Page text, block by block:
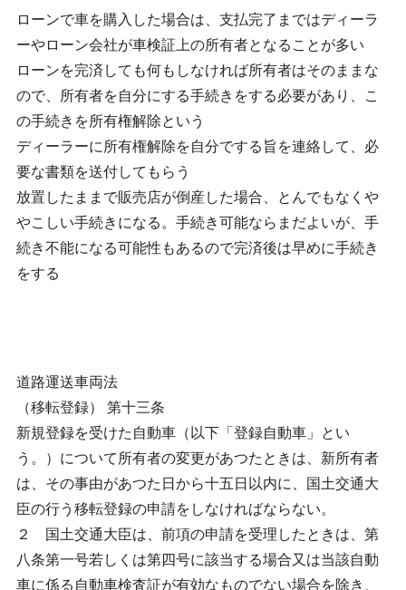
ローンで車を購入した場合は、支払完了まではディーラ
ーやローン会社が車検証上の所有者となることが多い
ローンを完済しても何もしなければ所有者はそのままな
ので、所有者を自分にする手続きをする必要があり、こ
の手続きを所有権解除という
ディーラーに所有権解除を自分でする旨を連絡して、必
要な書類を送付してもらう
放置したままで販売店が倒産した場合、とんでもなくや
やこしい手続きになる。手続き可能ならまだよいが、手
続き不能になる可能性もあるので完済後は早めに手続き
をする
道路運送車両法
（移転登録） 第十三条
新規登録を受けた自動車（以下「登録自動車」とい
う。）について所有者の変更があつたときは、新所有者
は、その事由があつた日から十五日以内に、国土交通大
臣の行う移転登録の申請をしなければならない。
２ 国土交通大臣は、前項の申請を受理したときは、第
八条第一号若しくは第四号に該当する場合又は当該自動
車に係る自動車検査証が有効なものでない場合を除き、